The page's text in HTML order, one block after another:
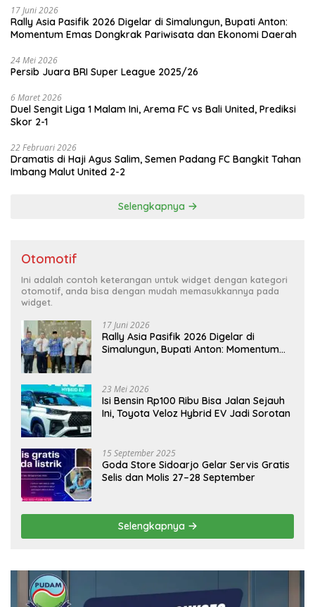
17 Juni 2026
Rally Asia Pasifik 2026 Digelar di Simalungun, Bupati Anton:
Momentum Emas Dongkrak Pariwisata dan Ekonomi Daerah
24 Mei 2026
Persib Juara BRI Super League 2025/26
6 Maret 2026
Duel Sengit Liga 1 Malam Ini, Arema FC vs Bali United, Prediksi
Skor 2-1
22 Februari 2026
Dramatis di Haji Agus Salim, Semen Padang FC Bangkit Tahan
Imbang Malut United 2-2
Selengkapnya
Otomotif
Ini adalah contoh keterangan untuk widget dengan kategori
otomotif, anda bisa dengan mudah memasukkannya pada
widget.
17 Juni 2026
Rally Asia Pasifik 2026 Digelar di
Simalungun, Bupati Anton: Momentum
23 Mei 2026
Isi Bensin Rp100 Ribu Bisa Jalan Sejauh
Ini, Toyota Veloz Hybrid EV Jadi Sorotan
15 September 2025
Goda Store Sidoarjo Gelar Servis Gratis
Selis dan Molis 27–28 September
Selengkapnya